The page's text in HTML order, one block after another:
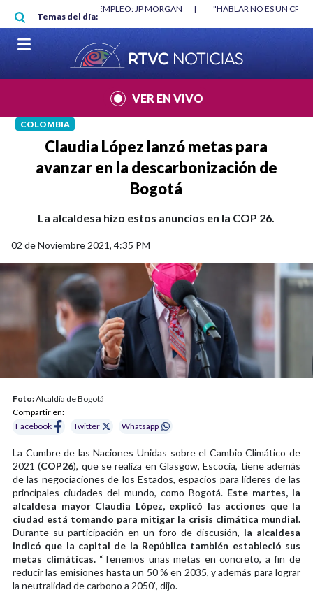
Pasar al contenido principal
Temas del día:
"HABLAR NO ES UN CRIMEN": CARTA DE BETO CORAL |
VER EN VIVO
COLOMBIA
Claudia López lanzó metas para
avanzar en la descarbonización de
Bogotá
La alcaldesa hizo estos anuncios en la COP 26.
02 de Noviembre 2021, 4:35 PM
Foto:Alcaldía de Bogotá
Compartir en:
Facebook
Twitter Whatsapp
La Cumbre de las Naciones Unidas sobre el Cambio Climático de
2021 (COP26), que se realiza en Glasgow, Escocia, tiene además
de las negociaciones de los Estados, espacios para líderes de las
principales ciudades del mundo, como Bogotá. Este martes, la
alcaldesa mayor Claudia López, explicó las acciones que la
ciudad está tomando para mitigar la crisis climática mundial.
Durante su participación en un foro de discusión, la alcaldesa
indicó que la capital de la República también estableció sus
metas climáticas.“Tenemos unas metas en concreto, a fin de
reducir las emisiones hasta un 50 % en 2035, y además para lograr
la neutralidad de carbono a 2050”, dijo.